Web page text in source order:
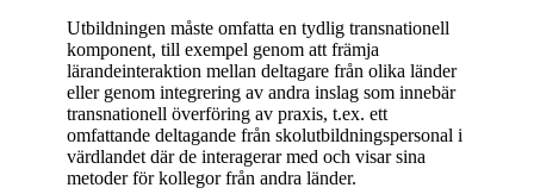
Utbildningen måste omfatta en tydlig transnationell
komponent, till exempel genom att främja
lärandeinteraktion mellan deltagare från olika länder
eller genom integrering av andra inslag som innebär
transnationell överföring av praxis, t.ex. ett
omfattande deltagande från skolutbildningspersonal i
värdlandet där de interagerar med och visar sina
metoder för kollegor från andra länder.